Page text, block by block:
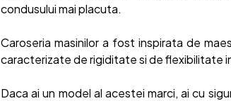
condusului mai placuta.
Caroseria masinilor a fost inspirata de
caracterizate de rigiditate si de flexibilitate
Daca ai un model al acestei marci, ai cu